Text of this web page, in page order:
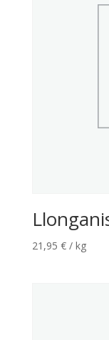
21,95 € / kg